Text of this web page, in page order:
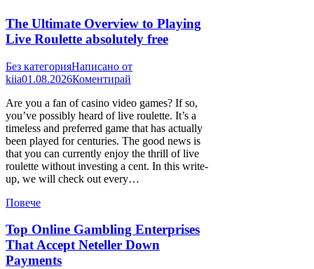
The Ultimate Overview to Playing
Live Roulette absolutely free
Без категорияНаписано от
kiia01.08.2026Коментирай
Are you a fan of casino video games? If so,
you’ve possibly heard of live roulette. It’s a
timeless and preferred game that has actually
been played for centuries. The good news is
that you can currently enjoy the thrill of live
roulette without investing a cent. In this write-
up, we will check out every…
Повече
Top Online Gambling Enterprises
That Accept Neteller Down
Payments